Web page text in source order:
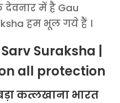
में है Gau
हम भूल गये हैं ।
Suraksha |
all protection
कत्लखाना भारत